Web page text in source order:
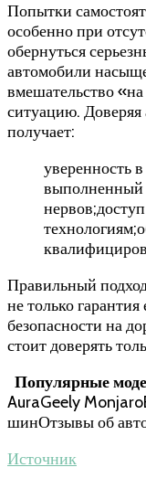
Попытки
особенно при
обернуться
автомобили
вмешательство «на
ситуацию. Доверяя
получает:
уверенность
выполненный
Правильный
не только
безопасности на
стоит доверять
Популярные
AuraGeely
шинОтзывы об
Источник